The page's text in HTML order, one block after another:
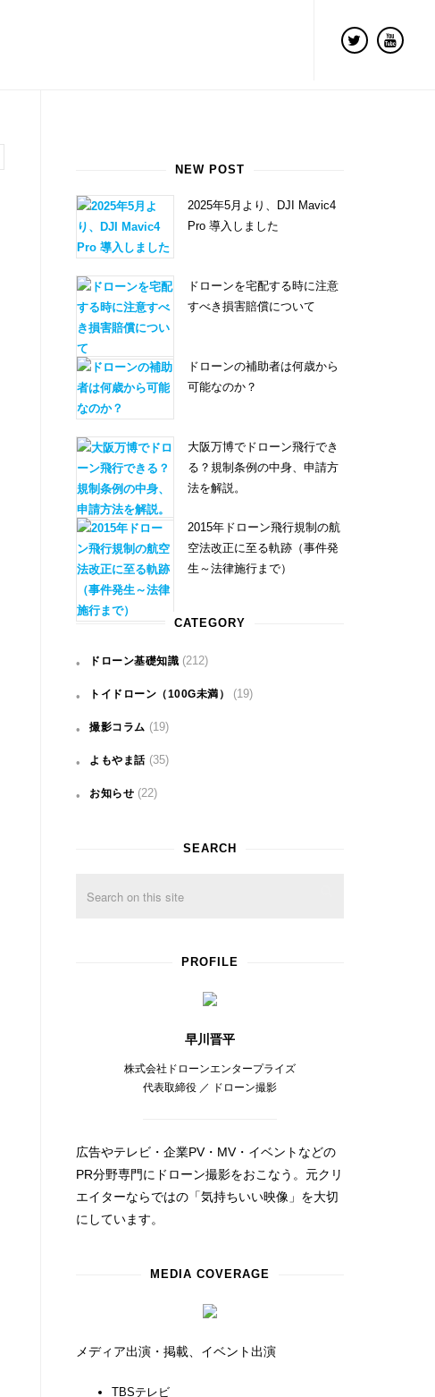
NEW POST
2025年5月より、DJI Mavic4
Pro 導入しました
ドローンを宅配する時に注意
すべき損害賠償について
ドローンの補助者は何歳から
可能なのか？
大阪万博でドローン飛行でき
る？規制条例の中身、申請方
法を解説。
2015年ドローン飛行規制の航
空法改正に至る軌跡（事件発
生～法律施行まで）
CATEGORY
ドローン基礎知識 (212)
トイドローン（100G未満） (19)
撮影コラム (19)
よもやま話(35)
お知らせ (22)
SEARCH
PROFILE
早川晋平
株式会社ドローンエンタープライズ
代表取締役 ／ ドローン撮影
広告やテレビ・企業PV・MV・イベントなどの
PR分野専門にドローン撮影をおこなう。元クリ
エイターならではの「気持ちいい映像」を大切
にしています。
MEDIA COVERAGE
メディア出演・掲載、イベント出演
TBSテレビ